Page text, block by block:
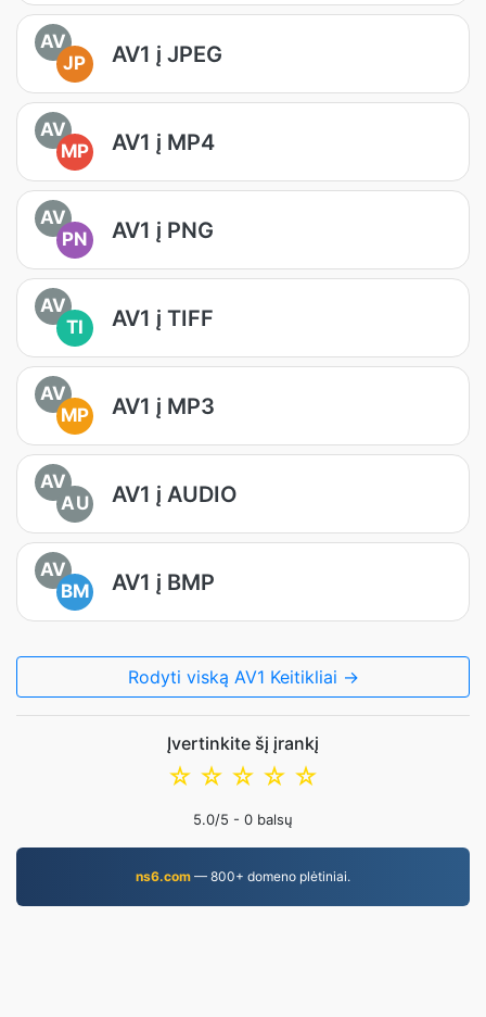
AV
JP
AV1 į JPEG
AV
MP
AV1 į MP4
AV
PN
AV1 į PNG
AV
TI
AV1 į TIFF
AV
MP
AV1 į MP3
AV
AU
AV1 į AUDIO
AV
BM
AV1 į BMP
Rodyti viską AV1 Keitikliai →
Įvertinkite šį įrankį
☆
☆
☆
☆
☆
5.0/5 - 0 balsų
ns6.com — 800+ domeno plėtiniai.